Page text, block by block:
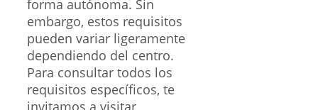
forma autónoma. Sin
embargo, estos requisitos
pueden variar ligeramente
dependiendo del centro.
Para consultar todos los
requisitos específicos, te
invitamos a visitar